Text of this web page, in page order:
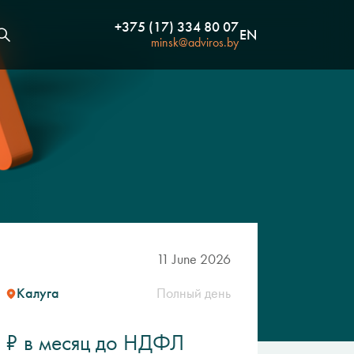
+375 (17) 334 80 07
minsk@adviros.byEN
11 June 2026
Калуга
Полный день
₽ в месяц до НДФЛ